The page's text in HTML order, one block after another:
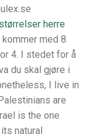
herre
med 8
4. I stedet for å
du skal gjøre i
I live in
are
is the one
natural